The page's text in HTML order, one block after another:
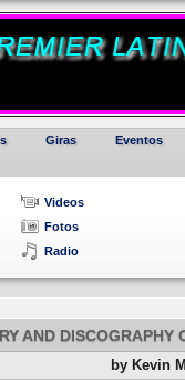
Giras Eventos
Videos
Fotos
Radio
AND DISCOGRAPHY
by Kevin